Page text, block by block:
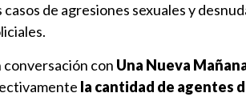
casos de agresiones sexuales y
conversación con Una Nueva
la cantidad de agentes